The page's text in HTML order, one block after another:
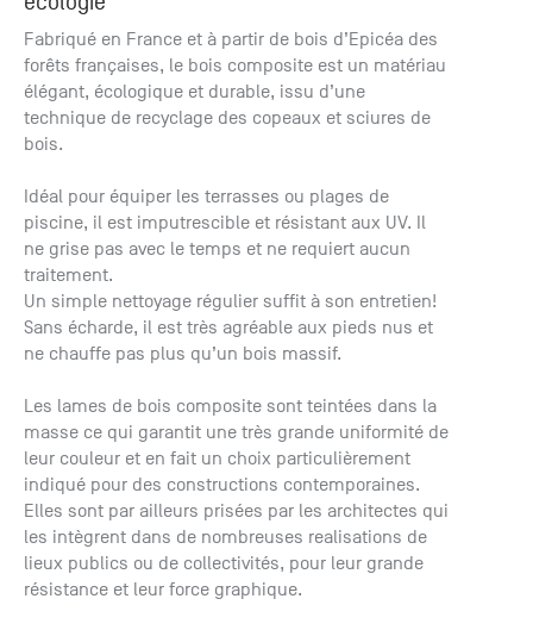
Fabriqué en France et à partir de bois d’Epicéa des
forêts françaises, le bois composite est un matériau
élégant, écologique et durable, issu d’une
technique de recyclage des copeaux et sciures de
bois.
Idéal pour équiper les terrasses ou plages de
piscine, il est imputrescible et résistant aux UV. Il
ne grise pas avec le temps et ne requiert aucun
traitement.
Un simple nettoyage régulier suffit à son entretien!
Sans écharde, il est très agréable aux pieds nus et
ne chauffe pas plus qu’un bois massif.
Les lames de bois composite sont teintées dans la
masse ce qui garantit une très grande uniformité de
leur couleur et en fait un choix particulièrement
indiqué pour des constructions contemporaines.
Elles sont par ailleurs prisées par les architectes qui
les intègrent dans de nombreuses realisations de
lieux publics ou de collectivités, pour leur grande
résistance et leur force graphique.
+33 (0)1
30 06 09
22
22, route
de
Mantes -
Chambourcy